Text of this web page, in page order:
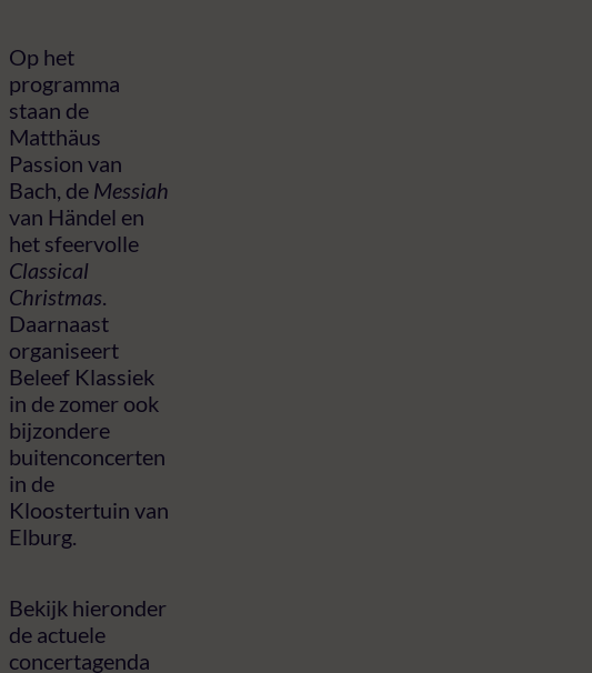
Op het
programma
staan de
Matthäus
Passion van
Bach, de Messiah
van Händel en
het sfeervolle
Classical
Christmas
Daarnaast
organiseert
Beleef Klassiek
in de zomer ook
bijzondere
buitenconcerten
in de
Kloostertuin van
Elburg.
Bekijk hieronder
de actuele
concertagenda